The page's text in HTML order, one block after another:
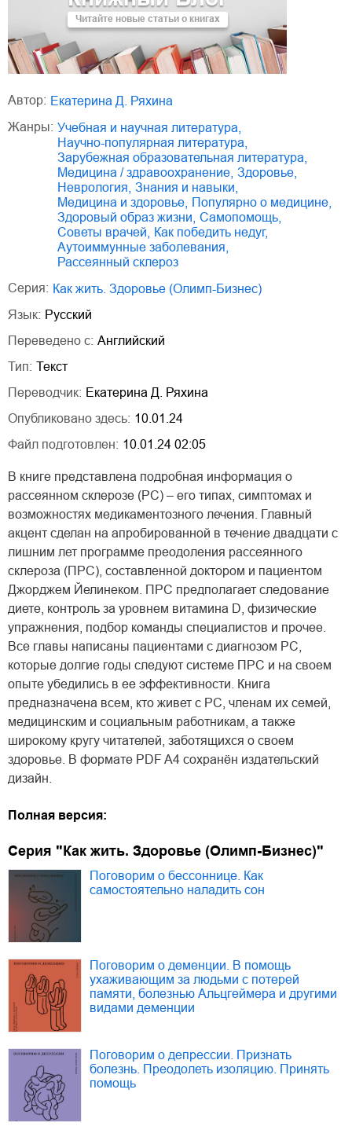
Читайте новые статьи о книгах
Автор:
Екатерина Д. Ряхина
Жанры:
учебная и научная литература
научно-популярная литература
зарубежная образовательная литература
медицина / здравоохранение
здоровье
неврология
знания и навыки
медицина и здоровье
популярно о медицине
здоровый образ жизни
самопомощь
советы врачей
как победить недуг,
аутоиммунные заболевания
рассеянный склероз
Серия:
Как жить. Здоровье (Олимп-Бизнес)
Язык: Русский
Переведено с: Английский
Тип: Текст
Переводчик: Екатерина Д. Ряхина
Опубликовано здесь: 10.01.24
Файл подготовлен: 10.01.24 02:05
В книге представлена подробная информация о
рассеянном склерозе (РС) – его типах, симптомах и
возможностях медикаментозного лечения. Главный
акцент сделан на апробированной в течение двадцати с
лишним лет программе преодоления рассеянного
склероза (ПРС), составленной доктором и пациентом
Джорджем Йелинеком. ПРС предполагает следование
диете, контроль за уровнем витамина D, физические
упражнения, подбор команды специалистов и прочее.
Все главы написаны пациентами с диагнозом РС,
которые долгие годы следуют системе ПРС и на своем
опыте убедились в ее эффективности. Книга
предназначена всем, кто живет с РС, членам их семей,
медицинским и социальным работникам, а также
широкому кругу читателей, заботящихся о своем
здоровье. В формате PDF A4 сохранён издательский
дизайн.
Полная версия:
Серия "Как жить. Здоровье (Олимп-Бизнес)"
Поговорим о бессоннице. Как
самостоятельно наладить сон
Поговорим о деменции. В помощь
ухаживающим за людьми с потерей
памяти, болезнью Альцгеймера и другими
видами деменции
Поговорим о депрессии. Признать
болезнь. Преодолеть изоляцию. Принять
помощь